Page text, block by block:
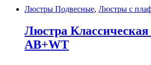
Люстры Подвесные, Люстры с
Люстра Классическая
AB+WT